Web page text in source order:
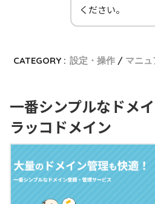
ください。
CATEGORY : 設定・操作 マニ
一番シンプルなドメ
ラッコドメイン